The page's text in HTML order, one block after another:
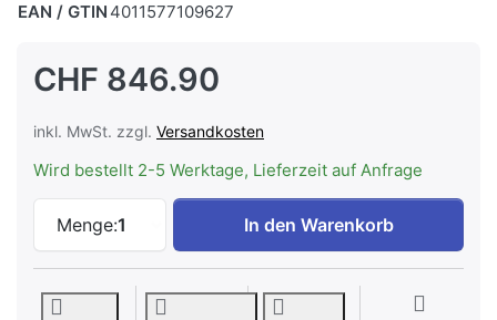
EAN / GTIN 4011577109627
CHF 846.90
inkl. MwSt. zzgl. Versandkosten
Wird bestellt 2-5 Werktage, Lieferzeit auf Anfrage
Menge:1
Bauknecht KRIE 22512
In den Warenkorb